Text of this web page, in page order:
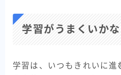
学習がうまくいか
学習は、いつもきれいに進